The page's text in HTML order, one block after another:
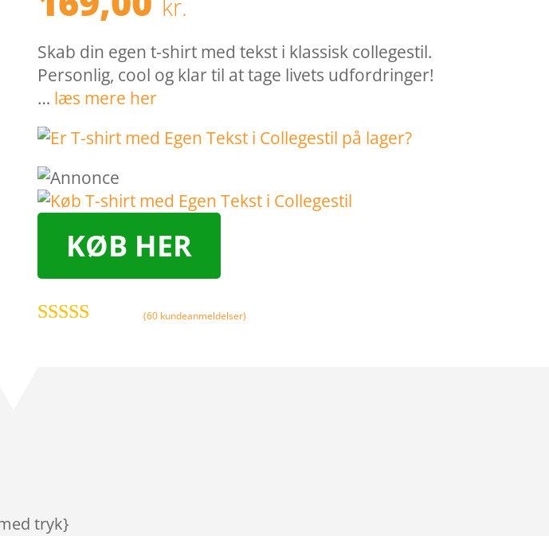
kr.
Skab din egen t-shirt med tekst i klassisk collegestil.
Personlig, cool og klar til at tage livets udfordringer!
… læs mere her
KØB HER
(60 kundeanmeldelser)
tryk}